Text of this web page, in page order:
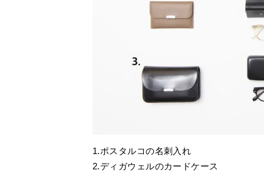
1.ポスタルコの名刺入れ
2.ディガウェルのカードケース